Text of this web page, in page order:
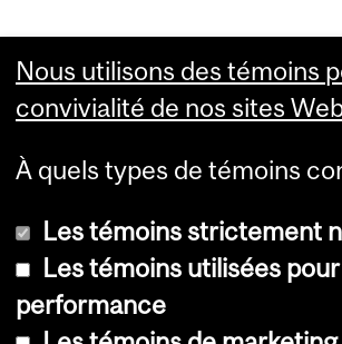
Nous utilisons des témoins
convivialité de nos sites
À quels types de témoins
Les témoins strictement
Les témoins utilisées
performance